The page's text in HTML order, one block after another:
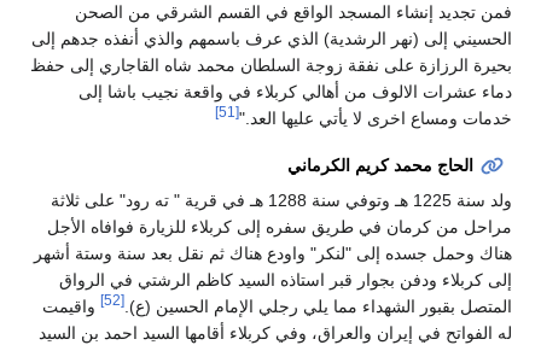
فمن تجديد إنشاء المسجد الواقع في القسم الشرقي من الصحن
الحسيني إلى (نهر الرشدية) الذي عرف باسمهم والذي أنفذه جدهم إلى
بحيرة الرزازة على نفقة زوجة السلطان محمد شاه القاجاري إلى حفظ
دماء عشرات الالوف من أهالي كربلاء في واقعة نجيب باشا إلى
خدمات ومساع اخرى لا يأتي عليها العد."[51]
الحاج محمد كريم الكرماني
ولد سنة 1225 هـ وتوفي سنة 1288 هـ في قرية " ته رود" على ثلاثة
مراحل من كرمان في طريق سفره إلى كربلاء للزيارة فوافاه الأجل
هناك وحمل جسده إلى "لنكر" واودع هناك ثم نقل بعد سنة وستة أشهر
إلى كربلاء ودفن بجوار قبر استاذه السيد كاظم الرشتي في الرواق
المتصل بقبور الشهداء مما يلي رجلي الإمام الحسين (ع). [52]
واقيمت
له الفواتح في إيران والعراق، وفي كربلاء أقامها السيد احمد بن السيد